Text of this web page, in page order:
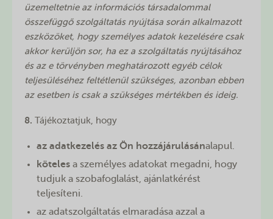
üzemeltetnie az információs társadalommal
összefüggő szolgáltatás nyújtása során alkalmazott
eszközöket, hogy személyes adatok kezelésére csak
akkor kerüljön sor, ha ez a szolgáltatás nyújtásához
és az e törvényben meghatározott egyéb célok
teljesüléséhez feltétlenül szükséges, azonban ebben
az esetben is csak a szükséges mértékben és ideig.
8. Tájékoztatjuk, hogy
az adatkezelés az Ön hozzájárulásánalapul.
köteles a személyes adatokat megadni, hogy
tudjuk a szobafoglalást, ajánlatkérést
teljesíteni.
az adatszolgáltatás elmaradása azzal a